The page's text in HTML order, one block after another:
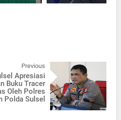
Previous
Apresiasi
Buku Tracer
Oleh Polres
Polda Sulsel